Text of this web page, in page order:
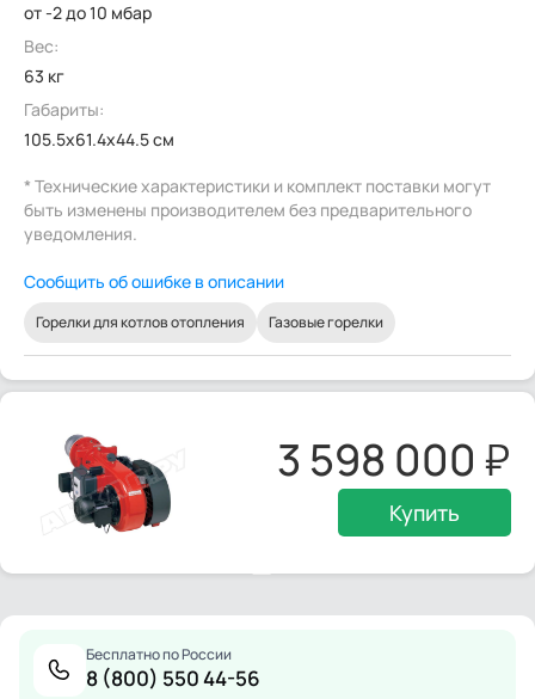
от -2 до 10 мбар
Вес:
63 кг
Габариты:
105.5x61.4x44.5 см
* Технические характеристики и комплект поставки могут
быть изменены производителем без предварительного
уведомления.
Сообщить об ошибке в описании
Горелки для котлов отопления Газовые горелки
3 598 000
Купить
Бесплатно по России
8 (800) 550 44-56